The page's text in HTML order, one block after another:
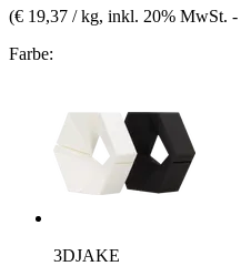
(€ 19,37 / kg, inkl. 20% MwSt. -
Farbe:
3DJAKE